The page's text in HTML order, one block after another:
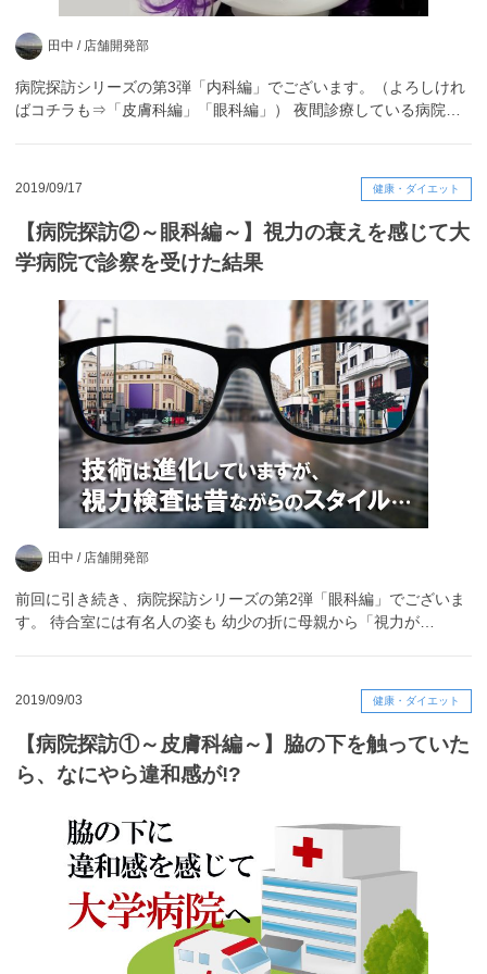
田中 / 店舗開発部
病院探訪シリーズの第3弾「内科編」でございます。（よろしけれ
ばコチラも⇒「皮膚科編」「眼科編」） 夜間診療している病院…
2019/09/17 健康・ダイエット
【病院探訪②～眼科編～】視力の衰えを感じて大
学病院で診察を受けた結果
田中 / 店舗開発部
前回に引き続き、病院探訪シリーズの第2弾「眼科編」でございま
す。 待合室には有名人の姿も 幼少の折に母親から「視力が…
2019/09/03 健康・ダイエット
【病院探訪①～皮膚科編～】脇の下を触っていた
ら、なにやら違和感が!?